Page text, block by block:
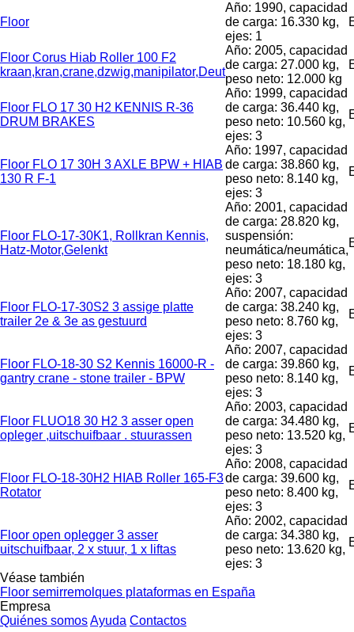
Floor
Año: 1990, capacidad
de carga: 16.330 kg,
ejes: 1
Floor Corus Hiab Roller 100 F2
kraan,kran,crane,dzwig,manipilator,Deut
Año: 2005, capacidad
de carga: 27.000 kg,
peso neto: 12.000 kg
Floor FLO 17 30 H2 KENNIS R-36
DRUM BRAKES
Año: 1999, capacidad
de carga: 36.440 kg,
peso neto: 10.560 kg,
ejes: 3
Floor FLO 17 30H 3 AXLE BPW + HIAB
130 R F-1
Año: 1997, capacidad
de carga: 38.860 kg,
peso neto: 8.140 kg,
ejes: 3
Floor FLO-17-30K1, Rollkran Kennis,
Hatz-Motor,Gelenkt
Año: 2001, capacidad
de carga: 28.820 kg,
suspensión:
neumática/neumática,
peso neto: 18.180 kg,
ejes: 3
Floor FLO-17-30S2 3 assige platte
trailer 2e & 3e as gestuurd
Año: 2007, capacidad
de carga: 38.240 kg,
peso neto: 8.760 kg,
ejes: 3
Floor FLO-18-30 S2 Kennis 16000-R -
gantry crane - stone trailer - BPW
Año: 2007, capacidad
de carga: 39.860 kg,
peso neto: 8.140 kg,
ejes: 3
Floor FLUO18 30 H2 3 asser open
opleger ,uitschuifbaar . stuurassen
Año: 2003, capacidad
de carga: 34.480 kg,
peso neto: 13.520 kg,
ejes: 3
Floor FLO-18-30H2 HIAB Roller 165-F3
Rotator
Año: 2008, capacidad
de carga: 39.600 kg,
peso neto: 8.400 kg,
ejes: 3
Floor open oplegger 3 asser
uitschuifbaar, 2 x stuur, 1 x liftas
Año: 2002, capacidad
de carga: 34.380 kg,
peso neto: 13.620 kg,
ejes: 3
Véase también
Floor semirremolques plataformas en España
Empresa
Quiénes somosAyuda Contactos